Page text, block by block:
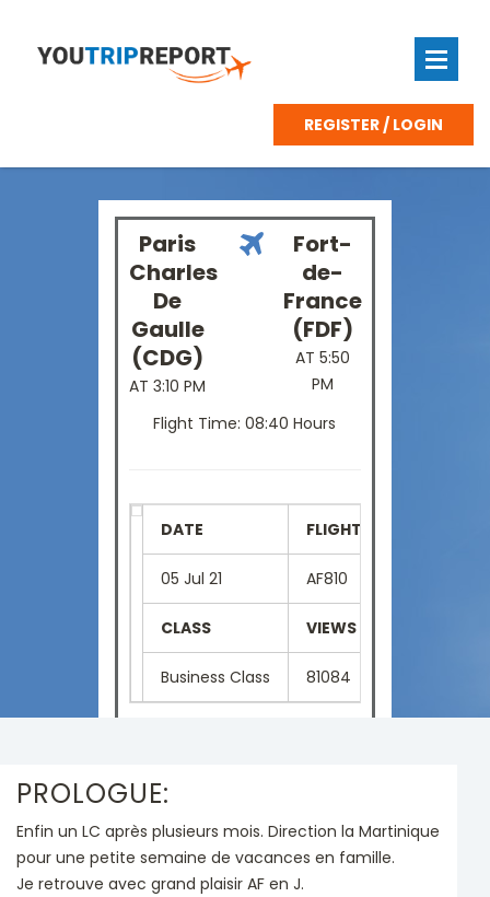
REGISTER / LOGIN
Paris
Charles
De
Gaulle
(CDG)
AT 3:10 PM
Fort-
de-
France
(FDF)
AT 5:50
PM
Flight Time: 08:40 Hours
DATE FLIGHT NUMBER
05 Jul 21 AF810
CLASS VIEWS
Business Class 81084
PROLOGUE:
Enfin un LC après plusieurs mois. Direction la Martinique
pour une petite semaine de vacances en famille.
Je retrouve avec grand plaisir AF en J.